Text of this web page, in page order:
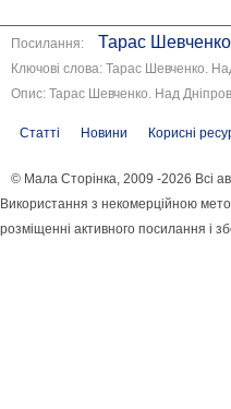
Посилання: Тарас
Ключові слова: Тарас Шевченко.
Опис: Тарас Шевченко. Над
Статті Новини Корисні
© Мала Сторінка, 2009 -2026 Всі
Використання з некомерційною
розміщенні активного посилання і